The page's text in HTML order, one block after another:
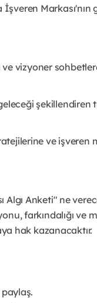
Markası'nın
vizyoner
şekillendiren
ve işveren
Algı Anketi" ne
farkındalığı ve
hak kazanacaktır.